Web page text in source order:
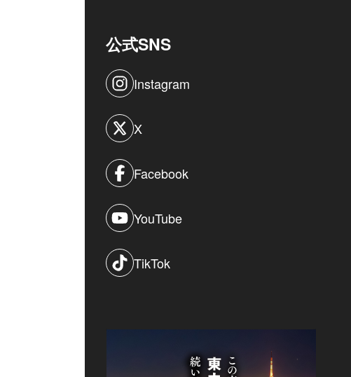
公式SNS
Instagram
X
Facebook
YouTube
TikTok